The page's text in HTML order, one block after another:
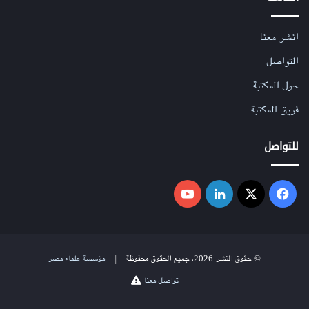
فيصاب المرضى بالخرف وتتقلص قواهم العقلية والجسدية في
أما في حالة سيلفانو، وفي الحالات الأخرى للأرق الوراثي المميت،
تصيب البريونات جزءًا بيضاويًا صغيرًا في مركز الدماغ يُعرف بـ
انشر معنا
التواصل
حول المكتبة
فريق المكتبة
للتواصل
فيسبوك ‫X لينكدإن ‫YouTube
© حقوق النشر 2026، جميع الحقوق محفوظة |
مؤسسة علماء مصر
تواصل معنا